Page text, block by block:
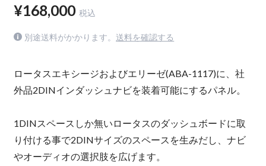
¥168,000 税込
別途送料がかかります。 送料を確認する
ロータスエキシージおよびエリーゼ(ABA-1117)に、社
外品2DINインダッシュナビを装着可能にするパネル。
1DINスペースしか無いロータスのダッシュボードに取
り付ける事で2DINサイズのスペースを生みだし、ナビ
やオーディオの選択肢を広げます。